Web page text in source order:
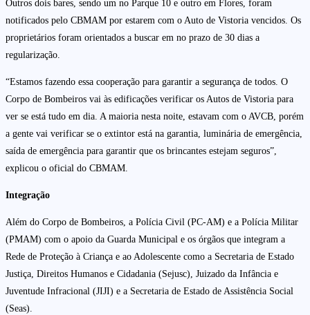
Outros dois bares, sendo um no Parque 10 e outro em Flores, foram
notificados pelo CBMAM por estarem com o Auto de Vistoria vencidos. Os
proprietários foram orientados a buscar em no prazo de 30 dias a
regularização.
“Estamos fazendo essa cooperação para garantir a segurança de todos. O
Corpo de Bombeiros vai às edificações verificar os Autos de Vistoria para
ver se está tudo em dia. A maioria nesta noite, estavam com o AVCB, porém
a gente vai verificar se o extintor está na garantia, luminária de emergência,
saída de emergência para garantir que os brincantes estejam seguros”,
explicou o oficial do CBMAM.
Integração
Além do Corpo de Bombeiros, a Polícia Civil (PC-AM) e a Polícia Militar
(PMAM) com o apoio da Guarda Municipal e os órgãos que integram a
Rede de Proteção à Criança e ao Adolescente como a Secretaria de Estado
Justiça, Direitos Humanos e Cidadania (Sejusc), Juizado da Infância e
Juventude Infracional (JIJI) e a Secretaria de Estado de Assistência Social
(Seas).